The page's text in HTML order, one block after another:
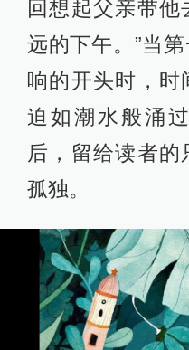
回想起父亲带
远的下午。”当
响的开头时，时
迫如潮水般涌
后，留给读者的
孤独。